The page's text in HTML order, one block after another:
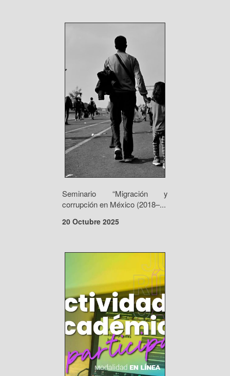
Seminario “Migración y
corrupción en México (2018–...
20 Octubre 2025